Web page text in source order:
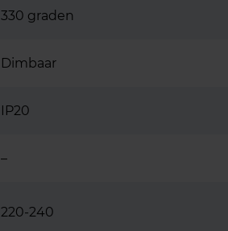
330 graden
Dimbaar
IP20
–
220-240